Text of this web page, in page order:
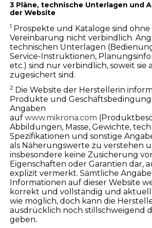
3 Pläne, technische Unterlagen und
der Website
1 Prospekte und Kataloge sind
Vereinbarung nicht verbindlich.
technischen Unterlagen
Service-Instruktionen,
etc.) sind nur verbindlich, soweit sie
zugesichert sind.
2 Die Website der Herstellerin
Produkte und
Angaben
auf www.mikrona.com
Abbildungen, Masse, Gewichte,
Spezifikationen und sonstige
als Näherungswerte zu verstehen
insbesondere keine Zusicherung
Eigenschaften oder Garantien dar,
explizit vermerkt. Sämtliche
Informationen auf dieser Website
korrekt und vollständig und
wie möglich, doch kann die
ausdrücklich noch stillschweigend
geben.